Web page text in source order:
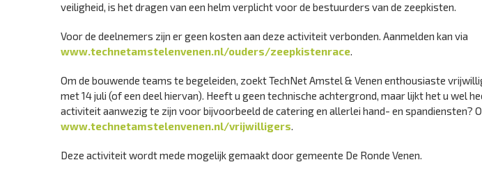
veiligheid, is het dragen van een helm verplicht voor de bestuurders van de zeepkisten.
Voor de deelnemers zijn er geen kosten aan deze activiteit verbonden. Aanmelden kan via
www.technetamstelenvenen.nl/ouders/zeepkistenrace.
Om de bouwende teams te begeleiden, zoekt TechNet Amstel & Venen enthousiaste
met 14 juli (of een deel hiervan). Heeft u geen technische achtergrond, maar lijkt het u wel
activiteit aanwezig te zijn voor bijvoorbeeld de catering en allerlei hand- en spandiensten?
www.technetamstelenvenen.nl/vrijwilligers.
Deze activiteit wordt mede mogelijk gemaakt door gemeente De Ronde Venen.